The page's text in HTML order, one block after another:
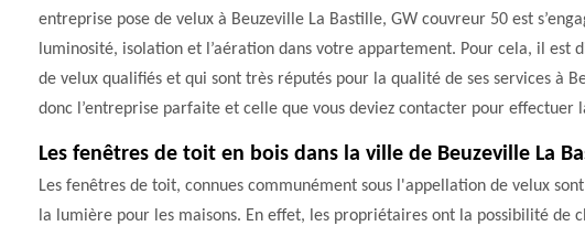
entreprise pose de velux à Beuzeville La Bastille, GW couvreur 50 est
luminosité, isolation et l’aération dans votre appartement. Pour cela, il est
de velux qualifiés et qui sont très réputés pour la qualité de ses services à
donc l’entreprise parfaite et celle que vous deviez contacter pour
Les fenêtres de toit en bois dans la ville de Beuzeville La
Les fenêtres de toit, connues communément sous l'appellation de velux
la lumière pour les maisons. En effet, les propriétaires ont la possibilité de